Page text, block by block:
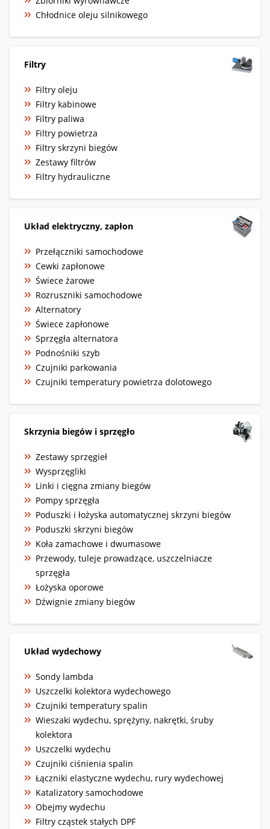
Chłodnice oleju silnikowego
Filtry
Filtry oleju
Filtry kabinowe
Filtry paliwa
Filtry powietrza
Filtry skrzyni biegów
Zestawy filtrów
Filtry hydrauliczne
Układ elektryczny, zapłon
Przełączniki samochodowe
Cewki zapłonowe
Świece żarowe
Rozruszniki samochodowe
Alternatory
Świece zapłonowe
Sprzęgła alternatora
Podnośniki szyb
Czujniki parkowania
Czujniki temperatury powietrza dolotowego
Skrzynia biegów i sprzęgło
Zestawy sprzęgieł
Wysprzęgliki
Linki i cięgna zmiany biegów
Pompy sprzęgła
Poduszki i łożyska automatycznej skrzyni biegów
Poduszki skrzyni biegów
Koła zamachowe i dwumasowe
Przewody, tuleje prowadzące, uszczelniacze
sprzęgła
Łożyska oporowe
Dźwignie zmiany biegów
Układ wydechowy
Sondy lambda
Uszczelki kolektora wydechowego
Czujniki temperatury spalin
Wieszaki wydechu, sprężyny, nakrętki, śruby
kolektora
Uszczelki wydechu
Czujniki ciśnienia spalin
Łączniki elastyczne wydechu, rury wydechowej
Katalizatory samochodowe
Obejmy wydechu
Filtry cząstek stałych DPF